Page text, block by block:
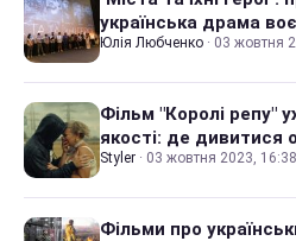
українська драма
Юлія Любченко · 03 жовтня
Фільм "Королі репу"
якості: де дивитися
Styler · 03 жовтня 2023, 16:38
Фільми про